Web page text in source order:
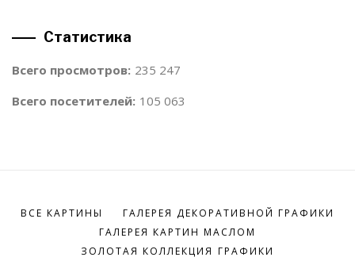
Статистика
Всего просмотров: 235 247
Всего посетителей: 105 063
ВСЕ КАРТИНЫ
ГАЛЕРЕЯ ДЕКОРАТИВНОЙ ГРАФИКИ
ГАЛЕРЕЯ КАРТИН МАСЛОМ
ЗОЛОТАЯ КОЛЛЕКЦИЯ ГРАФИКИ